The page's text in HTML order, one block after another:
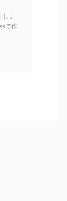
しょ
で作